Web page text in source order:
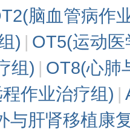
脑血管病作
) | OT5(运动
组) | OT8(心肺
作业治疗组) |
与肝肾移植康